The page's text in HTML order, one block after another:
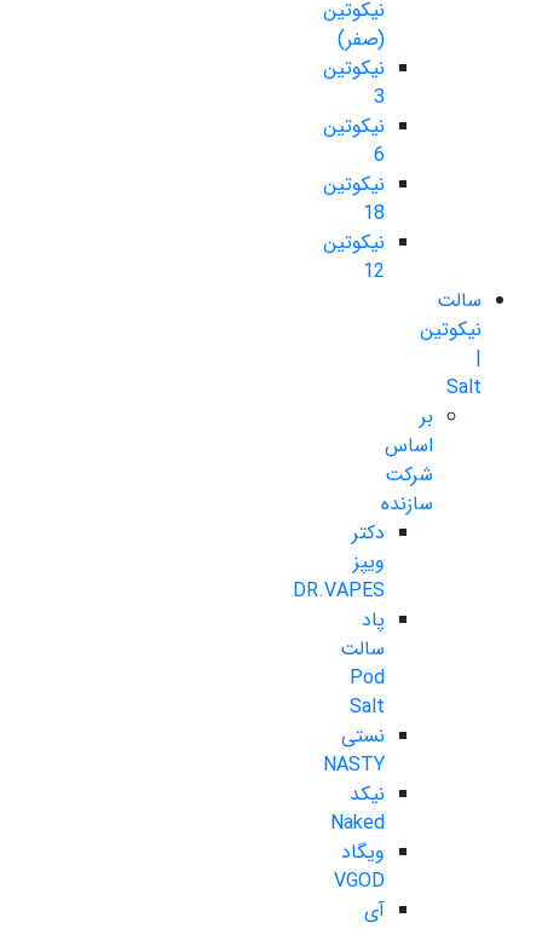
نیکوتین
(صفر)
نیکوتین
3
نیکوتین
6
نیکوتین
18
نیکوتین
12
سالت
نیکوتین
|
Salt
بر
اساس
شرکت
سازنده
دکتر
ویپز
DR.VAPES
پاد
سالت
Pod
Salt
نستی
NASTY
نیکد
Naked
ویگاد
VGOD
آی